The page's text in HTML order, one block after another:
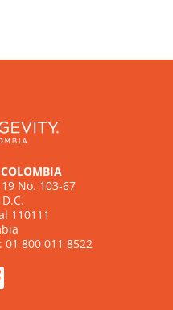
No. 103-67
110111
800 011 8522